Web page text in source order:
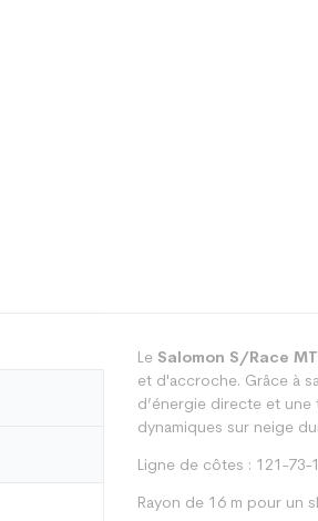
Le Salomon S/Race MT
et d'accroche. Grâce à
d’énergie directe et
dynamiques sur neige
Ligne de côtes : 121-73-
Rayon de 16 m pour un